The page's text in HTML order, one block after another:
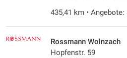
435,41 km •
Rossmann Wolnzach
Hopfenstr. 59